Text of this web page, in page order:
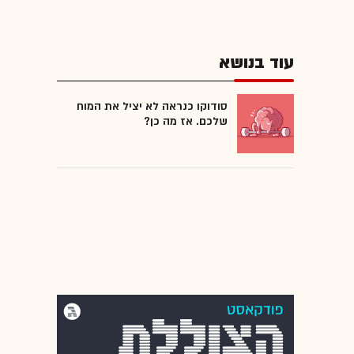
עוד בנושא
סודוקו כנראה לא יציל את המוח
שלכם. אז מה כן?